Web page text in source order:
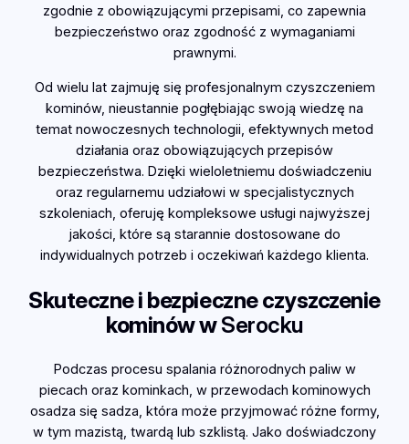
zgodnie z obowiązującymi przepisami, co zapewnia
bezpieczeństwo oraz zgodność z wymaganiami
prawnymi.
Od wielu lat zajmuję się profesjonalnym czyszczeniem
kominów, nieustannie pogłębiając swoją wiedzę na
temat nowoczesnych technologii, efektywnych metod
działania oraz obowiązujących przepisów
bezpieczeństwa. Dzięki wieloletniemu doświadczeniu
oraz regularnemu udziałowi w specjalistycznych
szkoleniach, oferuję kompleksowe usługi najwyższej
jakości, które są starannie dostosowane do
indywidualnych potrzeb i oczekiwań każdego klienta.
Skuteczne i bezpieczne czyszczenie
kominów wSerocku
Podczas procesu spalania różnorodnych paliw w
piecach oraz kominkach, w przewodach kominowych
osadza się sadza, która może przyjmować różne formy,
w tym mazistą, twardą lub szklistą. Jako doświadczony